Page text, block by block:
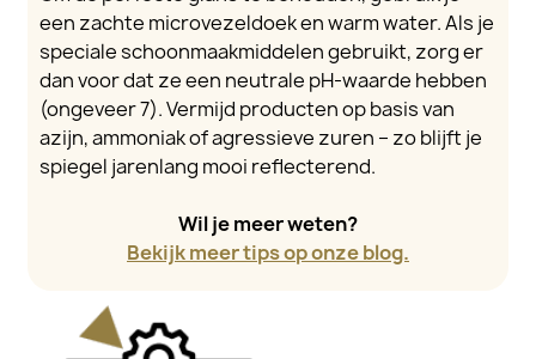
een zachte microvezeldoek en warm water. Als je
speciale schoonmaakmiddelen gebruikt, zorg er
dan voor dat ze een neutrale pH-waarde hebben
(ongeveer 7). Vermijd producten op basis van
azijn, ammoniak of agressieve zuren – zo blijft je
spiegel jarenlang mooi reflecterend.
Wil je meer weten?
Bekijk meer tips op onze blog.